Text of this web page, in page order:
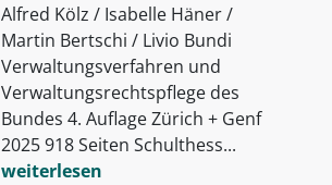
Alfred Kölz / Isabelle Häner /
Martin Bertschi / Livio Bundi
Verwaltungsverfahren und
Verwaltungsrechtspflege des
Bundes 4. Auflage Zürich + Genf
2025 918 Seiten Schulthess...
weiterlesen